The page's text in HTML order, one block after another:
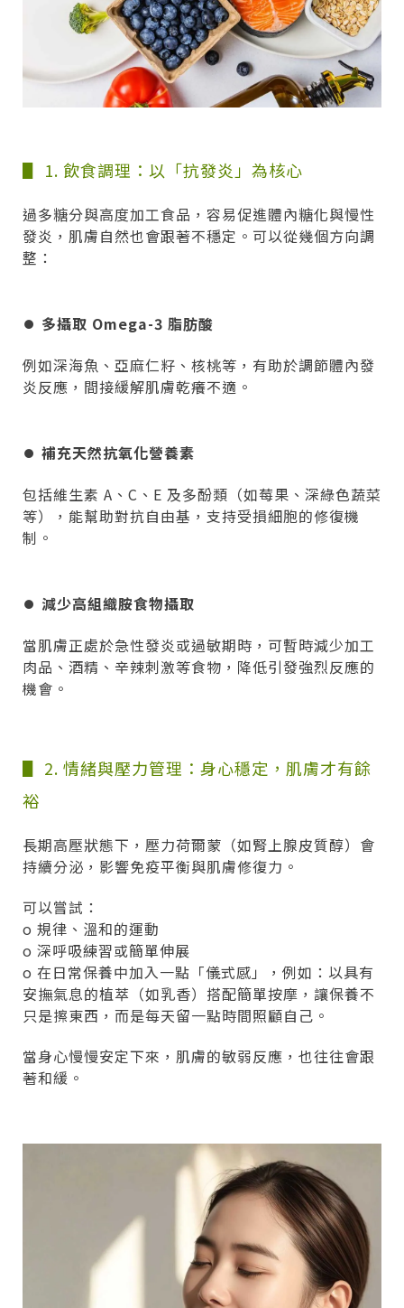
▋ 1. 飲食調理：以「抗發炎」為核心
過多糖分與高度加工食品，容易促進體內糖化與慢性
發炎，肌膚自然也會跟著不穩定。可以從幾個方向調
整：
⏺︎ 多攝取 Omega-3 脂肪酸
例如深海魚、亞麻仁籽、核桃等，有助於調節體內發
炎反應，間接緩解肌膚乾癢不適。
⏺︎ 補充天然抗氧化營養素
包括維生素 A、C、E 及多酚類（如莓果、深綠色蔬菜
等），能幫助對抗自由基，支持受損細胞的修復機
制。
⏺︎ 減少高組織胺食物攝取
當肌膚正處於急性發炎或過敏期時，可暫時減少加工
肉品、酒精、辛辣刺激等食物，降低引發強烈反應的
機會。
▋ 2. 情緒與壓力管理：身心穩定，肌膚才有餘
裕
長期高壓狀態下，壓力荷爾蒙（如腎上腺皮質醇）會
持續分泌，影響免疫平衡與肌膚修復力。
可以嘗試：
o 規律、溫和的運動
o 深呼吸練習或簡單伸展
o 在日常保養中加入一點「儀式感」，例如：以具有
安撫氣息的植萃（如乳香）搭配簡單按摩，讓保養不
只是擦東西，而是每天留一點時間照顧自己。
當身心慢慢安定下來，肌膚的敏弱反應，也往往會跟
著和緩。